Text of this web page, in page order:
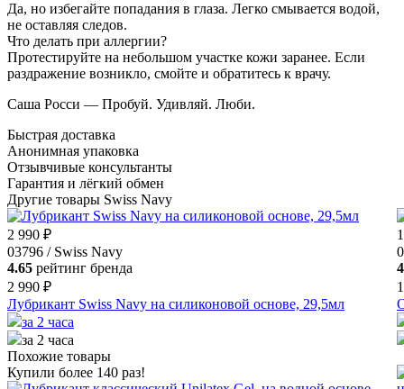
Да, но избегайте попадания в глаза. Легко смывается водой,
не оставляя следов.
Что делать при аллергии?
Протестируйте на небольшом участке кожи заранее. Если
раздражение возникло, смойте и обратитесь к врачу.
Саша Росси — Пробуй. Удивляй. Люби.
Быстрая доставка
Анонимная упаковка
Отзывчивые консультанты
Гарантия и лёгкий обмен
Другие товары Swiss Navy
2 990 ₽
03796 / Swiss Navy
4.65 рейтинг бренда
2 990 ₽
Лубрикант Swiss Navy на силиконовой основе, 29,5мл
за 2 часа
за 2 часа
Похожие товары
Купили более 140 раз!